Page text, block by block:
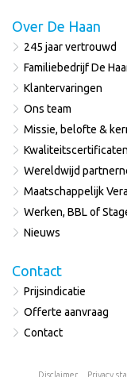
Over De Haan
245 jaar vertrouwd
Familiebedrijf De
Klantervaringen
Ons team
Missie, belofte &
Kwaliteitscertificaten
Wereldwijd
Maatschappelijk
Werken, BBL of
Nieuws
Contact
Prijsindicatie
Offerte aanvraag
Contact
Disclaimer Privacy